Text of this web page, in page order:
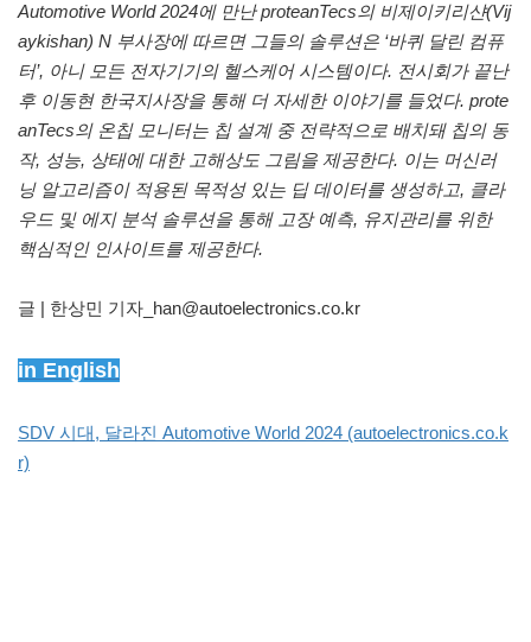
Automotive World 2024에 만난 proteanTecs의 비제이키리샨(Vij
aykishan) N 부사장에 따르면 그들의 솔루션은 ‘바퀴 달린 컴퓨
터’, 아니 모든 전자기기의 헬스케어 시스템이다. 전시회가 끝난
후 이동현 한국지사장을 통해 더 자세한 이야기를 들었다. prote
anTecs의 온칩 모니터는 칩 설계 중 전략적으로 배치돼 칩의 동
작, 성능, 상태에 대한 고해상도 그림을 제공한다. 이는 머신러
닝 알고리즘이 적용된 목적성 있는 딥 데이터를 생성하고, 클라
우드 및 에지 분석 솔루션을 통해 고장 예측, 유지관리를 위한
핵심적인 인사이트를 제공한다.
글 | 한상민 기자_han@autoelectronics.co.kr
in English
SDV 시대, 달라진 Automotive World 2024 (autoelectronics.co.k
r)